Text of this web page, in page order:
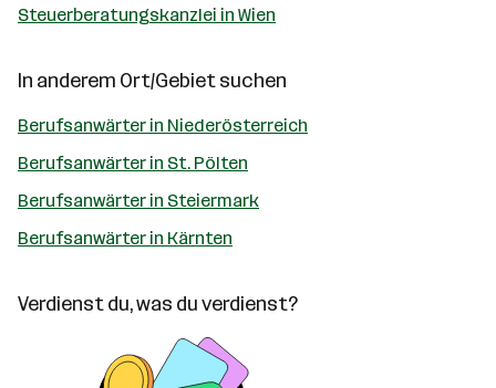
Steuerberatungskanzlei in Wien
In anderem Ort/Gebiet suchen
Berufsanwärter in Niederösterreich
Berufsanwärter in St. Pölten
Berufsanwärter in Steiermark
Berufsanwärter in Kärnten
Verdienst du, was du verdienst?